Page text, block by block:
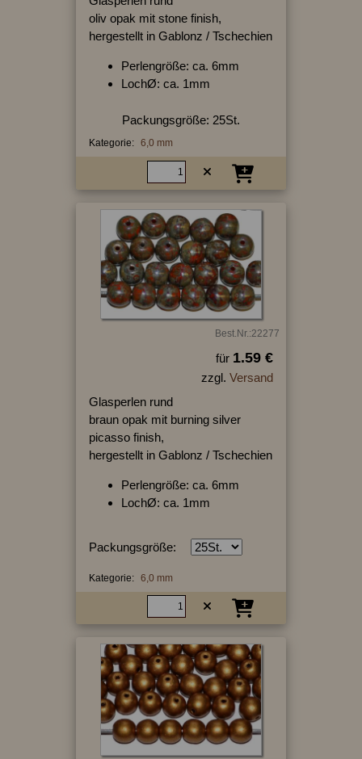
oliv opak mit stone finish,
hergestellt in Gablonz / Tschechien
Perlengröße: ca. 6mm
LochØ: ca. 1mm
Packungsgröße: 25St.
Kategorie: 6,0 mm
Best.Nr.:22277
für 1.59 €
zzgl. Versand
Glasperlen rund
braun opak mit burning silver
picasso finish,
hergestellt in Gablonz / Tschechien
Perlengröße: ca. 6mm
LochØ: ca. 1mm
Packungsgröße:
Kategorie: 6,0 mm